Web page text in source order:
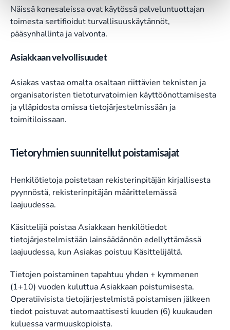
Näissä konesaleissa ovat käytössä palveluntuottajan
toimesta sertifioidut turvallisuuskäytännöt,
pääsynhallinta ja valvonta.
Asiakkaan velvollisuudet
Asiakas vastaa omalta osaltaan riittävien teknisten ja
organisatoristen tietoturvatoimien käyttöönottamisesta
ja ylläpidosta omissa tietojärjestelmissään ja
toimitiloissaan.
Tietoryhmien suunnitellut poistamisajat
Henkilötietoja poistetaan rekisterinpitäjän kirjallisesta
pyynnöstä, rekisterinpitäjän määrittelemässä
laajuudessa.
Käsittelijä poistaa Asiakkaan henkilötiedot
tietojärjestelmistään lainsäädännön edellyttämässä
laajuudessa, kun Asiakas poistuu Käsittelijältä.
Tietojen poistaminen tapahtuu yhden + kymmenen
(1+10) vuoden kuluttua Asiakkaan poistumisesta.
Operatiivisista tietojärjestelmistä poistamisen jälkeen
tiedot poistuvat automaattisesti kuuden (6) kuukauden
kuluessa varmuuskopioista.